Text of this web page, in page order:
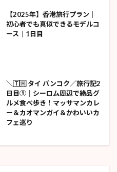
【2025年】香港旅行プラン｜
初心者でも真似できるモデルコ
ース｜1日目
＼🇹🇭 タイ バンコク／旅行記2
日目①｜シーロム周辺で絶品グ
ルメ食べ歩き！マッサマンカレ
ー＆カオマンガイ＆かわいいカ
フェ巡り